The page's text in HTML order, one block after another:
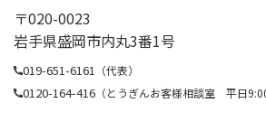
〒020-0023
岩手県盛岡市内丸3番1号
019-651-6161 （代表）
0120-164-416 （とうぎんお客様相談室 平日